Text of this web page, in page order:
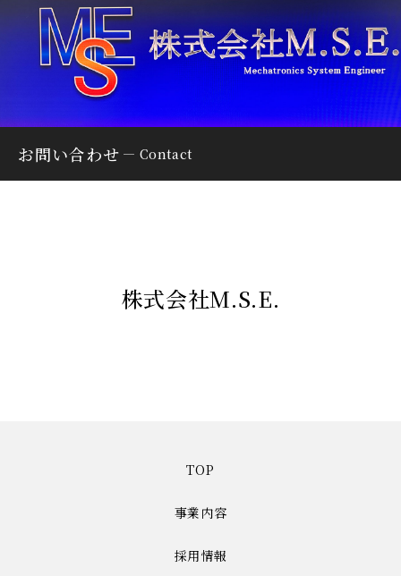
お問い合わせ Contact
株式会社M.S.E.
TOP
事業内容
採用情報